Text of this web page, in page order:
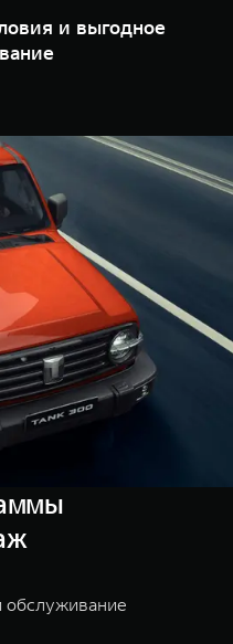
Эстетика
от 5 699
WEY 80
и выгодное